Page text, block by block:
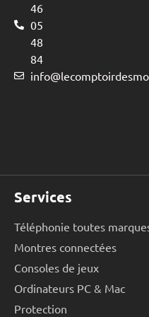
46
05
48
84
Services
Téléphonie toutes
Montres connectées
Consoles de jeux
Ordinateurs PC & Mac
Protection